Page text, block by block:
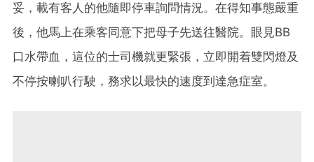
妥，載有客人的他隨即停車詢問情況。在得知事態嚴重
後，他馬上在乘客同意下把母子先送往醫院。眼見BB
口水帶血，這位的士司機就更緊張，立即開着雙閃燈及
不停按喇叭行駛，務求以最快的速度到達急症室。